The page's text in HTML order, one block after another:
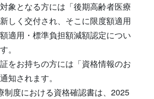
象となる方には「後期高齢者医療
しく交付され、そこに限度額適用
適用・標準負担額減額認定につい
。
をお持ちの方には「資格情報のお
知されます。
制度における資格確認書は、2025